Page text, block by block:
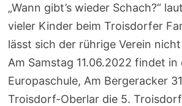
„Wann gibt’s wieder Schach?“
vieler Kinder beim Troisdorfer
lässt sich der rührige Verein
Am Samstag 11.06.2022 findet in
Europaschule, Am Bergeracker
Troisdorf-Oberlar die 5.